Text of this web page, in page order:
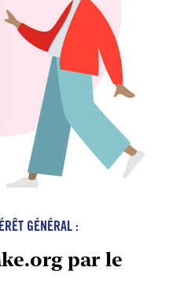
GÉNÉRAL :
par le